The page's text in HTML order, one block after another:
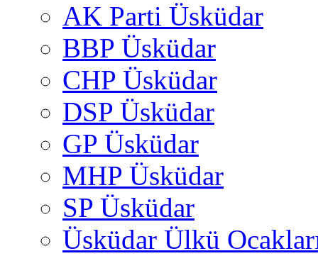
AK Parti Üsküdar
BBP Üsküdar
CHP Üsküdar
DSP Üsküdar
GP Üsküdar
MHP Üsküdar
SP Üsküdar
Üsküdar Ülkü